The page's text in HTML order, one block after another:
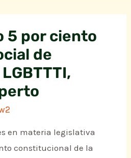
5 por ciento
de
en materia legislativa
constitucional de la